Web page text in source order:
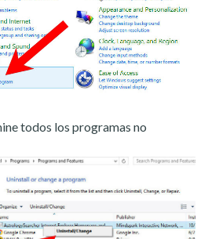
todos los programas no